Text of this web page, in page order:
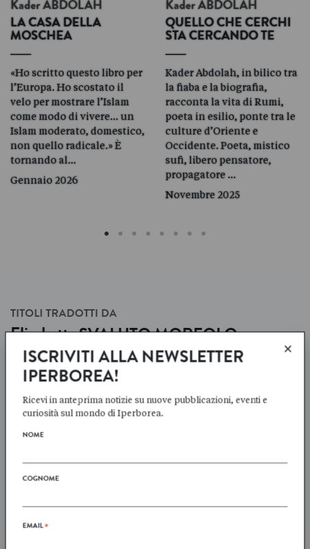
Kader ABDOLAH
LA CASA DELLA
MOSCHEA
«Ho scritto questo libro per
l’Europa. Ho scostato il
velo per mostrare l’Islam
come modo di vivere... un
Islam moderato, domestico,
non quello radicale.» È
tornando al…
Gennaio 2026
Kader ABDOLAH
QUELLO CHE CERCHI
STA CERCANDO TE
Kader Abdolah, in bilico tra
la fiaba e la biografia,
racconta la vita di Rumi,
poeta in esilio, ponte tra le
culture d’Oriente e
Occidente. Poeta, mistico
sufi, libero pensatore,
propagatore …
Novembre 2025
TITOLI TRADOTTI DA
ElisabettaSVALUTO MOREOLO
SCHEDA TRADUTTORE
KaderABDOLAH
LA CASA DELLA
Kader
×
ISCRIVITI ALLA NEWSLETTER
IPERBOREA!
Ricevi in anteprima notizie su nuove pubblicazioni, eventi e
curiosità sul mondo di Iperborea.
NOME
COGNOME
EMAIL*